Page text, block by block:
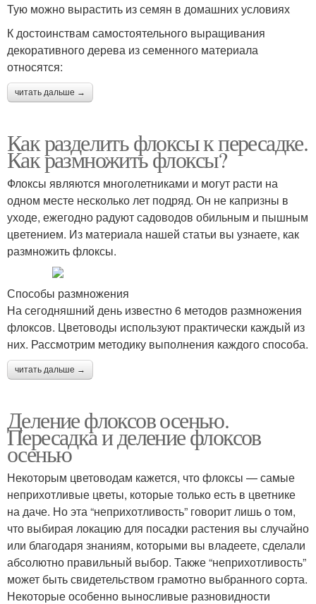
Тую можно вырастить из семян в домашних условиях
К достоинствам самостоятельного выращивания
декоративного дерева из семенного материала
относятся:
читать дальше →
Как разделить флоксы к пересадке.
Как размножить флоксы?
Флоксы являются многолетниками и могут расти на
одном месте несколько лет подряд. Он не капризны в
уходе, ежегодно радуют садоводов обильным и пышным
цветением. Из материала нашей статьи вы узнаете, как
размножить флоксы.
Способы размножения
На сегодняшний день известно 6 методов размножения
флоксов. Цветоводы используют практически каждый из
них. Рассмотрим методику выполнения каждого способа.
читать дальше →
Деление флоксов осенью.
Пересадка и деление флоксов
осенью
Некоторым цветоводам кажется, что флоксы — самые
неприхотливые цветы, которые только есть в цветнике
на даче. Но эта “неприхотливость” говорит лишь о том,
что выбирая локацию для посадки растения вы случайно
или благодаря знаниям, которыми вы владеете, сделали
абсолютно правильный выбор. Также “неприхотливость”
может быть свидетельством грамотно выбранного сорта.
Некоторые особенно выносливые разновидности